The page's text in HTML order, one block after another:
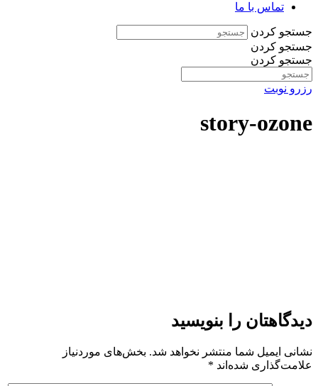
تماس با ما
جستجو کردن
جستجو کردن
جستجو کردن
رزرو نوبت
story-ozone
دیدگاهتان را بنویسید
نشانی ایمیل شما منتشر نخواهد شد. بخش‌های موردنیاز
علامت‌گذاری شده‌اند *